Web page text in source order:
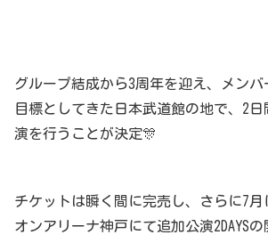
グループ結成から3周年を迎え、メン
目標としてきた日本武道館の地で、2
演を行うことが決定🎊
チケットは瞬く間に完売し、さらに7月
オンアリーナ神戸にて追加公演2DAYS